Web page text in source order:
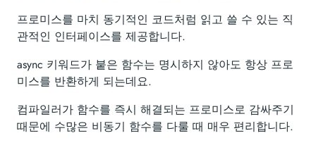
프로미스를 마치 동기적인 코드처럼 읽고 쓸 수 있는 직
관적인 인터페이스를 제공합니다.
async 키워드가 붙은 함수는 명시하지 않아도 항상 프로
미스를 반환하게 되는데요.
컴파일러가 함수를 즉시 해결되는 프로미스로 감싸주기
때문에 수많은 비동기 함수를 다룰 때 매우 편리합니다.